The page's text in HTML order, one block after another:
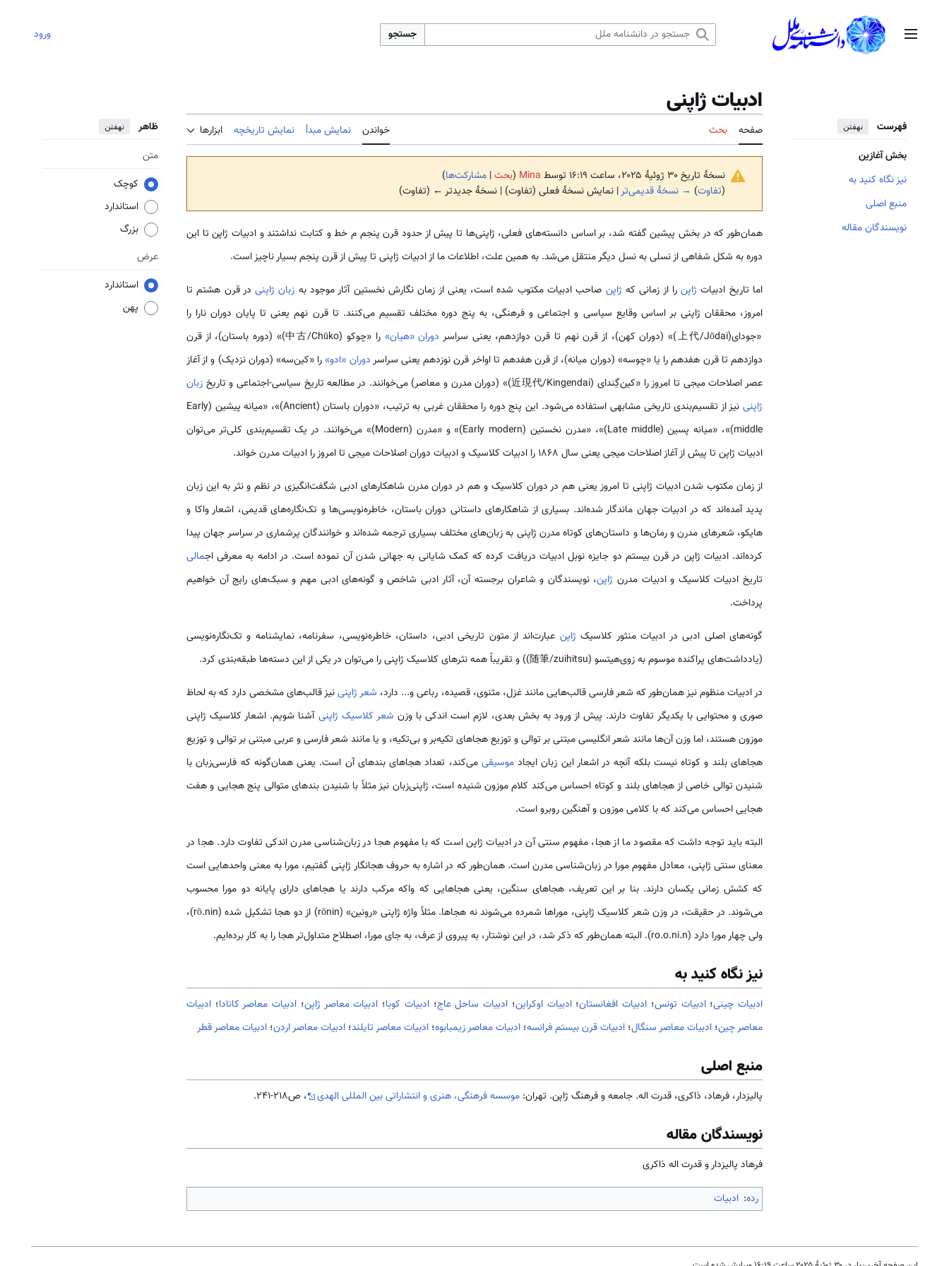
منوی اصلی جستجو ورود
فهرست نهفتن
بخش آغازین
نیز نگاه کنید به
منبع اصلی
نویسندگان مقاله
ادبیات ژاپنی
صفحه بحث خواندن نمایش مبدأ نمایش تاریخچه ابزارها ظاهر نهفتن
متن
کوچک
استاندارد
بزرگ
عرض
استاندارد
پهن
نسخهٔ تاریخ ‏۳۰ ژوئیهٔ ۲۰۲۵، ساعت ۱۶:۱۹ توسط Mina
(بحث| مشارکت‌ها)
(تفاوت) → نسخهٔ قدیمی‌تر| نمایش نسخهٔ فعلی (تفاوت) | نسخهٔ جدیدتر ← (تفاوت)
همان‌طور که در بخش پیشین گفته شد، بر اساس دانسته‌های فعلی، ژاپنی‌ها تا پیش از حدود قرن پنجم م خط و کتابت نداشتند و ادبیات ژاپن تا این
دوره به شکل شفاهی از نسلی به نسل دیگر منتقل می‌شد. به همین علت، اطلاعات ما از ادبیات ژاپنی تا پیش از قرن پنجم بسیار ناچیز است.
اما تاریخ ادبیات ژاپنرا از زمانی که ژاپن صاحب ادبیات مکتوب شده است، یعنی از زمان نگارش نخستین آثار موجود به زبان ژاپنیدر قرن هشتم تا
امروز، محققان ژاپنی بر اساس وقایع سیاسی و اجتماعی و فرهنگی، به پنج دوره مختلف تقسیم می‌کنند. تا قرن نهم یعنی تا پایان دوران نارا را
«جودای(上代/Jōdai)» (دوران کهن)، از قرن نهم تا قرن دوازدهم، یعنی سراسر
دوران «هیان»
را «چوکو (中古/Chūko)» (دوره باستان)، از قرن
دوازدهم تا قرن هفدهم را یا «چوسه» (دوران میانه)، از قرن هفدهم تا اواخر قرن نوزدهم یعنی سراسردوران «ادو» را «کین‌سه» (دوران نزدیک) و از آغاز
عصر اصلاحات میجی تا امروز را «کین‌گِندای (近現代/Kingendai)» (دوران مدرن و معاصر) می‌خوانند. در مطالعه تاریخ سیاسی-اجتماعی و تاریخ
زبان
ژاپنی
نیز از تقسیم‌بندی تاریخی مشابهی استفاده می‌شود. این پنج دوره را محققان غربی به ترتیب، «دوران باستان (Ancient)»، «میانه پیشین (Early
middle)»، «میانه پسین (Late middle)»، «مدرن نخستین (Early modern)» و «مدرن (Modern)» می‌خوانند. در یک تقسیم‌بندی کلی‌تر می‌توان
ادبیات ژاپن تا پیش از آغاز اصلاحات میجی یعنی سال 1868 را ادبیات کلاسیک و ادبیات دوران اصلاحات میجی تا امروز را ادبیات مدرن خواند.
از زمان مکتوب شدن ادبیات ژاپنی تا امروز یعنی هم در دوران کلاسیک و هم در دوران مدرن شاهکارهای ادبی شگفت‌انگیزی در نظم و نثر به این زبان
پدید آمده‌اند که در ادبیات جهان ماندگار شده‌اند. بسیاری از شاهکارهای داستانی دوران باستان، خاطره‌نویسی‌ها و تک‌نگاره‌های قدیمی، اشعار واکا و
هایکو، شعرهای مدرن و رمان‌ها و داستان‌های کوتاه مدرن ژاپنی به زبان‌های مختلف بسیاری ترجمه شده‌اند و خوانندگان پرشماری در سراسر جهان پیدا
کرده‌اند. ادبیات ژاپن در قرن بیستم دو جایزه نوبل ادبیات دریافت کرده که کمک شایانی به جهانی شدن آن نموده است. در ادامه به معرفی اجمالی
تاریخ ادبیات کلاسیک و ادبیات مدرن ژاپن، نویسندگان و شاعران برجسته آن، آثار ادبی شاخص و گونه‌های ادبی مهم و سبک‌های رایج آن خواهیم
پرداخت.
گونه‌های اصلی ادبی در ادبیات منثور کلاسیک ژاپن عبارت‌اند از متون تاریخی ادبی، داستان، خاطره‌نویسی، سفرنامه، نمایشنامه و تک‌نگاره‌نویسی
(یادداشت‌‌های پراکنده موسوم به زوی‌هیتسو (随筆/zuihitsu)) و تقریباً همه نثرهای کلاسیک ژاپنی را می‌توان در یکی از این دسته‌ها طبقه‌بندی کرد.
در ادبیات منظوم نیز همان‌طور که شعر فارسی قالب‌هایی مانند غزل، مثنوی، قصیده، رباعی و... دارد، شعر ژاپنینیز قالب‌های مشخصی دارد که به لحاظ
صوری و محتوایی با یکدیگر تفاوت دارند. پیش از ورود به بخش بعدی، لازم است اندکی با وزن شعر کلاسیک ژاپنی آشنا شویم. اشعار کلاسیک ژاپنی
موزون هستند، اما وزن آن‌ها مانند شعر انگلیسی مبتنی بر توالی و توزیع هجاهای تکیه‌بر و بی‌تکیه، و یا مانند شعر فارسی و عربی مبتنی بر توالی و توزیع
هجاهای بلند و کوتاه نیست بلکه آنچه در اشعار این زبان ایجادموسیقی می‌کند، تعداد هجاهای بندهای آن است. یعنی همان‌گونه که فارسی‌زبان با
شنیدن توالی خاصی از هجاهای بلند و کوتاه احساس می‌کند کلام موزون شنیده است، ژاپنی‌زبان نیز مثلاً با شنیدن بندهای متوالی پنج هجایی و هفت
هجایی احساس می‌کند که با کلامی موزون و آهنگین روبرو است.
البته باید توجه داشت که مقصود ما از هجا، مفهوم سنتی آن در ادبیات ژاپن است که با مفهوم هجا در زبان‌شناسی مدرن اندکی تفاوت دارد. هجا در
معنای سنتی ژاپنی، معادل مفهوم مورا در زبان‌شناسی مدرن است. همان‌طور که در اشاره به حروف هجانگار ژاپنی گفتیم، مورا به معنی واحدهایی است
که کشش زمانی یکسان دارند. بنا بر این تعریف، هجاهای سنگین، یعنی هجاهایی که واکه مرکب دارند یا هجاهای دارای پایانه دو مورا محسوب
می‌شوند. در حقیقت، در وزن شعر کلاسیک ژاپنی، موراها شمرده می‌شوند نه هجاها. مثلاً واژه ژاپنی «رونین» (rōnin) از دو هجا تشکیل شده (rō.nin)،
ولی چهار مورا دارد (ro.o.ni.n). البته همان‌طور که ذکر شد، در این نوشتار، به پیروی از عرف، به جای مورا، اصطلاح متداول‌تر هجا را به کار برده‌ایم.
نیز نگاه کنید به
ادبیات چینی؛ادبیات تونس؛ ادبیات افغانستان؛ادبیات اوکراین؛ ادبیات ساحل عاج؛ادبیات کوبا؛ ادبیات معاصر ژاپن؛ ادبیات معاصر کانادا؛ ادبیات
معاصر چین؛ ادبیات معاصر سنگال؛ ادبیات قرن بیستم فرانسه؛ ادبیات معاصر زیمبابوه؛ ادبیات معاصر تایلند؛ ادبیات معاصر اردن؛ ادبیات معاصر قطر
منبع اصلی
پالیزدار، فرهاد، ذاکری، قدرت اله. جامعه و فرهنگ ژاپن. تهران: موسسه فرهنگی، هنری و انتشاراتی بین المللی الهدی ، ص218-241.
نویسندگان مقاله
فرهاد پالیزدار و قدرت اله ذاکری
رده: ادبیات